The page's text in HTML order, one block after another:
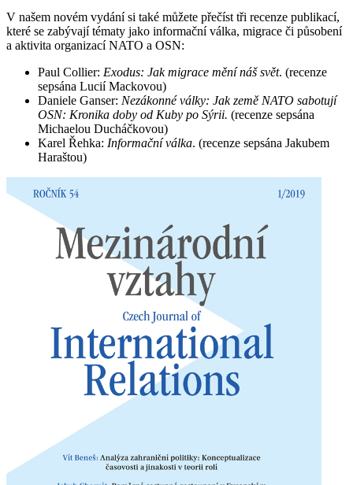
V našem novém vydání si také můžete přečíst tři recenze publikací,
které se zabývají tématy jako informační válka, migrace či působení
a aktivita organizací NATO a OSN:
Paul Collier: Exodus: Jak migrace mění náš svět. (recenze
sepsána Lucií Mackovou)
Daniele Ganser: Nezákonné války: Jak země NATO sabotují
OSN: Kronika doby od Kuby po Sýrii. (recenze sepsána
Michaelou Ducháčkovou)
Karel Řehka: Informační válka. (recenze sepsána Jakubem
Haraštou)